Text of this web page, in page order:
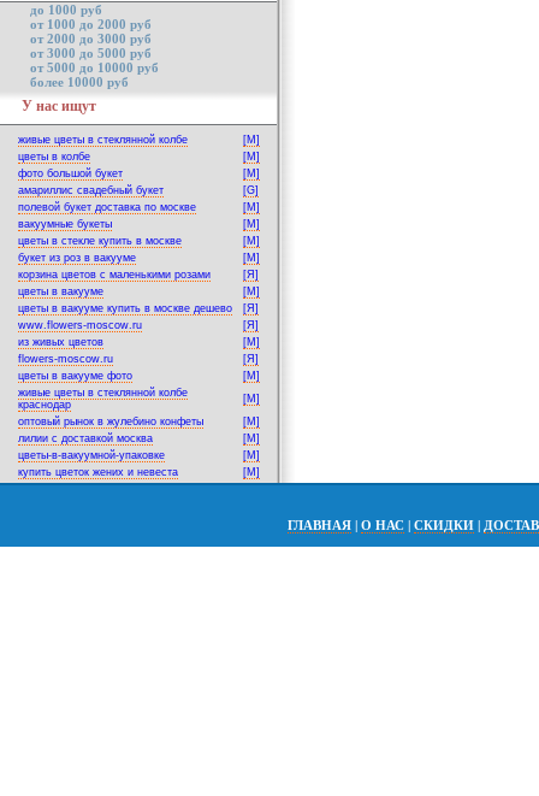
до 1000 руб
от 1000 до 2000 руб
от 2000 до 3000 руб
от 3000 до 5000 руб
от 5000 до 10000 руб
более 10000 руб
У нас ищут
живые цветы в стеклянной колбе
[M]
цветы в колбе
[M]
фото большой букет
[M]
амариллис свадебный букет
[G]
полевой букет доставка по москве
[M]
вакуумные букеты
[M]
цветы в стекле купить в москве
[M]
букет из роз в вакууме
[M]
корзина цветов с маленькими розами
[Я]
цветы в вакууме
[M]
цветы в вакууме купить в москве дешево
[Я]
www.flowers-moscow.ru
[Я]
из живых цветов
[M]
flowers-moscow.ru
[Я]
цветы в вакууме фото
[M]
живые цветы в стеклянной колбе
краснодар
[M]
оптовый рынок в жулебино конфеты
[M]
лилии с доставкой москва
[M]
цветы-в-вакуумной-упаковке
[M]
купить цветок жених и невеста
[M]
ГЛАВНАЯ | О НАС | СКИДКИ |